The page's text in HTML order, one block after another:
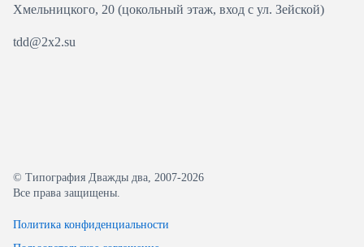
Хмельницкого, 20 (цокольный этаж, вход с ул. Зейской)
tdd@2x2.su
© Типография Дважды два, 2007-2026
Все права защищены.
Политика конфиденциальности